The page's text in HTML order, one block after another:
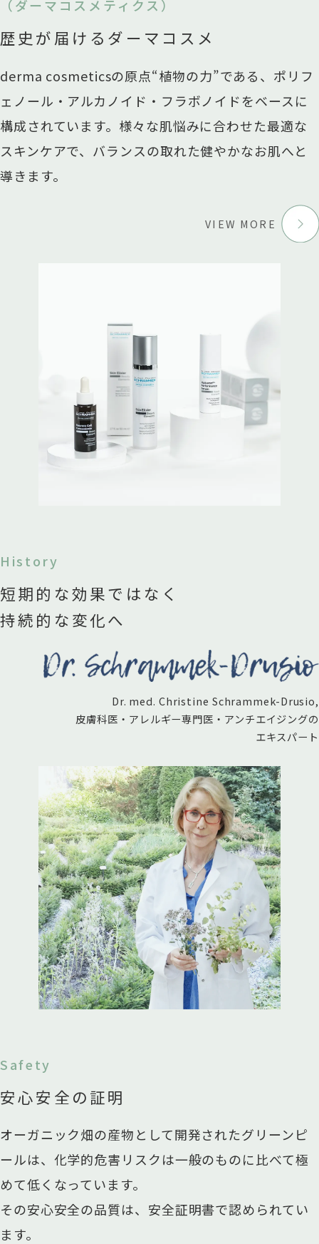
（ダーマコスメティクス）
歴史が届けるダーマコスメ
derma cosmeticsの原点“植物の力”である、ポリフ
ェノール・アルカノイド・フラボノイドをベースに
構成されています。 様々な肌悩みに合わせた最適な
スキンケアで、バランスの取れた健やかなお肌へと
導きます。
VIEW MORE
History
短期的な効果ではなく
持続的な変化へ
Dr. med. Christine Schrammek-Drusio,
皮膚科医・アレルギー専門医・アンチエイジングの
エキスパート
Safety
安心安全の証明
オーガニック畑の産物として開発されたグリーンピ
ールは、化学的危害リスクは一般のものに比べて極
めて低くなっています。
その安心安全の品質は、安全証明書で認められてい
ます。